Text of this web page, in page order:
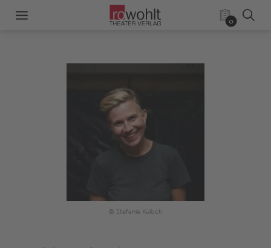
0
© Stefanie Kulisch